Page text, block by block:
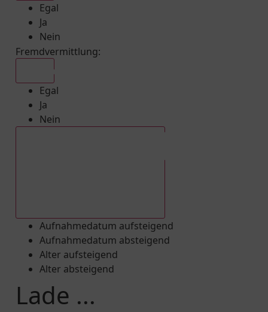
Egal
Ja
Nein
Fremdvermittlung:
Egal
Ja
Nein
Aufnahmedatum aufsteigend
Aufnahmedatum absteigend
Alter aufsteigend
Alter absteigend
Lade ...